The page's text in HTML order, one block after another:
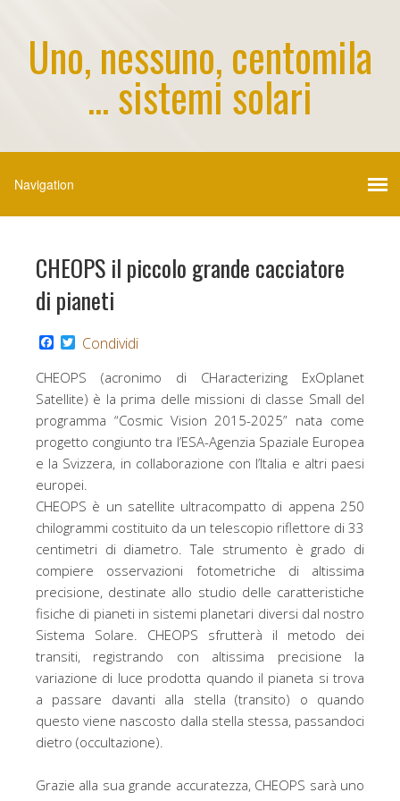
Uno, nessuno, centomila
... sistemi solari
CHEOPS il piccolo grande cacciatore
di pianeti
F
c
e
b
o
o
k
i
t
t
e
r
Condividi
CHEOPS (acronimo di CHaracterizing ExOplanet
Satellite) è la prima delle missioni di classe Small del
programma “Cosmic Vision 2015-2025” nata come
progetto congiunto tra l’ESA-Agenzia Spaziale Europea
e la Svizzera, in collaborazione con l’Italia e altri paesi
europei.
CHEOPS è un satellite ultracompatto di appena 250
chilogrammi costituito da un telescopio riflettore di 33
centimetri di diametro. Tale strumento è grado di
compiere osservazioni fotometriche di altissima
precisione, destinate allo studio delle caratteristiche
fisiche di pianeti in sistemi planetari diversi dal nostro
Sistema Solare. CHEOPS sfrutterà il metodo dei
transiti, registrando con altissima precisione la
variazione di luce prodotta quando il pianeta si trova
a passare davanti alla stella (transito) o quando
questo viene nascosto dalla stella stessa, passandoci
dietro (occultazione).
Grazie alla sua grande accuratezza, CHEOPS sarà uno